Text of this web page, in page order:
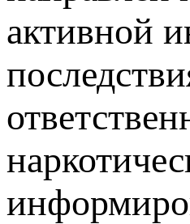
активной